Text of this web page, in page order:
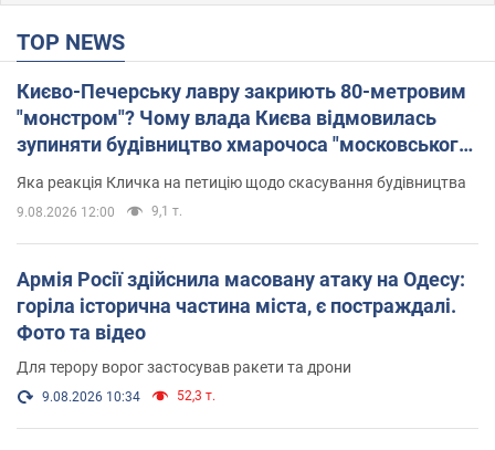
TOP NEWS
Києво-Печерську лавру закриють 80-метровим
"монстром"? Чому влада Києва відмовилась
зупиняти будівництво хмарочоса "московського
вірянина"
Яка реакція Кличка на петицію щодо скасування будівництва
9.08.2026 12:00 9,1 т.
Армія Росії здійснила масовану атаку на Одесу:
горіла історична частина міста, є постраждалі.
Фото та відео
Для терору ворог застосував ракети та дрони
9.08.2026 10:34 52,3 т.